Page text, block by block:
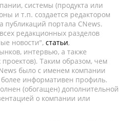
системы (продукта или
и т.п. создается редактором
публикаций портала CNews.
редакционных разделов
новости", статьи,
интервью, а также
Таким образом, чем
было с именем компании
более информативен профиль.
(обогащен) дополнительной
о компании или